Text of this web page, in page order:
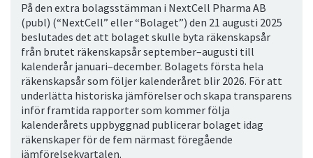
På den extra bolagsstämman i NextCell Pharma AB
(publ) (“NextCell” eller “Bolaget”) den 21 augusti 2025
beslutades det att bolaget skulle byta räkenskapsår
från brutet räkenskapsår september–augusti till
kalenderår januari–december. Bolagets första hela
räkenskapsår som följer kalenderåret blir 2026. För att
underlätta historiska jämförelser och skapa transparens
inför framtida rapporter som kommer följa
kalenderårets uppbyggnad publicerar bolaget idag
räkenskaper för de fem närmast föregående
jämförelsekvartalen.